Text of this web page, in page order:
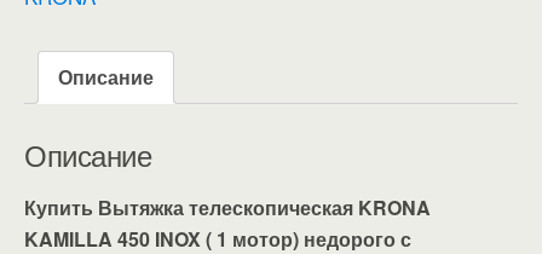
Описание
Описание
Купить Вытяжка телескопическая KRONA
KAMILLA 450 INOX ( 1 мотор) недорого с